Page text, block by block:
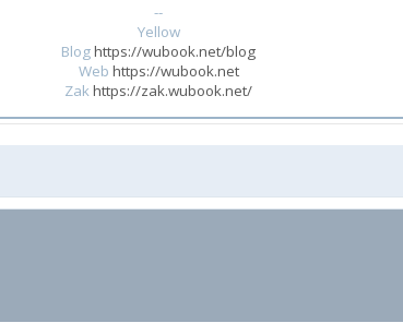
--
Yellow
Bloghttps://wubook.net/blog
Web https://wubook.net
Zakhttps://zak.wubook.net/